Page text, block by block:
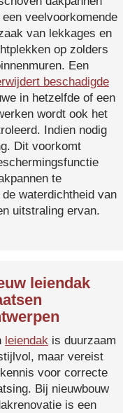
veelvoorkomende
van lekkages en
op zolders
Een
beschadigde
in hetzelfde of een
wordt ook het
Indien nodig
Dit voorkomt
te
waterdichtheid van
uitstraling ervan.
leiendak
leiendak is duurzaam
maar vereist
voor correcte
Bij nieuwbouw
is een